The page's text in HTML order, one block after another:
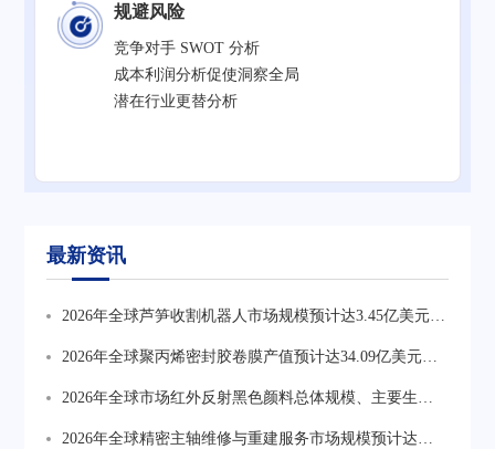
规避风险
竞争对手 SWOT 分析
成本利润分析促使洞察全局
潜在行业更替分析
最新资讯
2026年全球芦笋收割机器人市场规模预计达3.45亿美元，
2026年全球聚丙烯密封胶卷膜产值预计达34.09亿美元，
2026年全球市场红外反射黑色颜料总体规模、主要生产
2026年全球精密主轴维修与重建服务市场规模预计达